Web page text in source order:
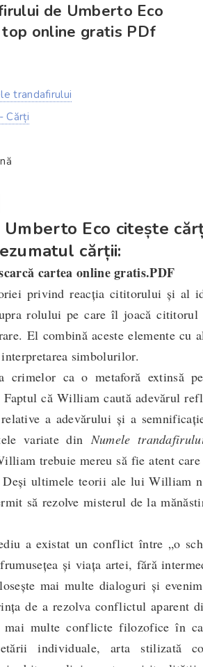
de Umberto Eco
online gratis PDf
trandafirului
Cărți
Eco citește
cărții:
cartea online gratis.PDF
privind reacția cititorului și al
rolului pe care îl joacă
El combină aceste elemente cu
simbolurilor.
crimelor ca o metaforă extinsă
că William caută adevărul
a adevărului și a
variate dinNumele
trebuie mereu să fie atent care
Deși ultimele teorii ale lui William
să rezolve misterul de la
a existat un conflict între „o
și viața artei, fără
mai multe dialoguri și
de a rezolva conflictul aparent
mai multe conflicte filozofice în
individuale, arta stilizată